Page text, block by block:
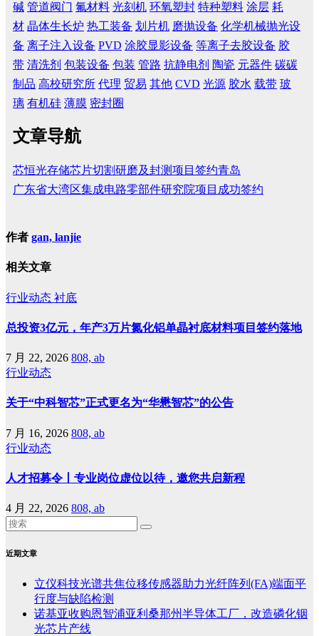
碱 管道阀门 氟材料 光刻机 环氧塑封 特种塑料 涂层 耗
材 晶体生长炉 热工装备 划片机 磨抛设备 化学机械抛光设
备 离子注入设备 PVD 涂胶显影设备 等离子去胶设备 胶
带 清洗剂 包装设备 包装 管路 抗静电剂 陶瓷 元器件 碳碳
制品 高校研究所 代理 贸易 其他 CVD 光源 胶水 载带 玻
璃 有机硅 薄膜 密封圈
文章导航
芯恒光存储芯片切割研磨及封测项目签约青岛
广东省大湾区集成电路零部件研究院项目成功签约
作者 gan, lanjie
相关文章
行业动态 衬底
总投资3亿元，年产3万片氮化铝单晶衬底材料项目签约落地
7 月 22, 2026 808, ab
行业动态
关于“中科智芯”正式更名为“华懋智芯”的公告
7 月 16, 2026 808, ab
行业动态
人才招募令丨专业岗位虚位以待，邀您共启新程
4 月 22, 2026 808, ab
近期文章
立仪科技光谱共焦位移传感器助力光纤阵列(FA)端面平
行度与缺陷检测
诺基亚收购恩智浦亚利桑那州半导体工厂，改造磷化铟
光芯片产线